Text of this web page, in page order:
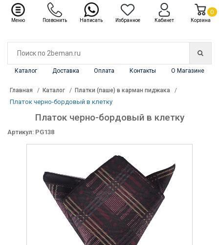
Каталог Доставка Оплата Контакты О Магазине
Каталог ✖
Главная Каталог Платки (паше) в карман пиджака
Платок черно-бордовый в клетку
Платок черно-бордовый в клетку
Артикул: PG138
Меню Позвонить Написать Избранное Кабинет Корзина
0